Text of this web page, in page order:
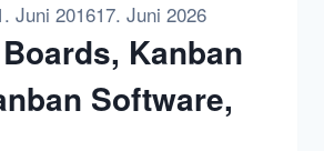
Juni 201617. Juni 2026
Kanban
Software,